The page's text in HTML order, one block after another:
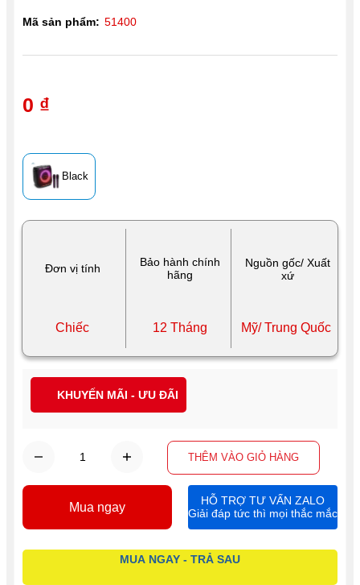
Đơn vị tính
Bảo hành chính
hãng
Nguồn gốc/ Xuất
xứ
Chiếc 12 Tháng Mỹ/ Trung Quốc
Black
THÊM VÀO GIỎ HÀNG
MUA NGAY - TRẢ SAU
0 ₫
Mã sản phẩm: 51400
Mua ngay
HỖ TRỢ TƯ VẤN ZALO
Giải đáp tức thì mọi thắc mắc
KHUYẾN MÃI - ƯU ĐÃI